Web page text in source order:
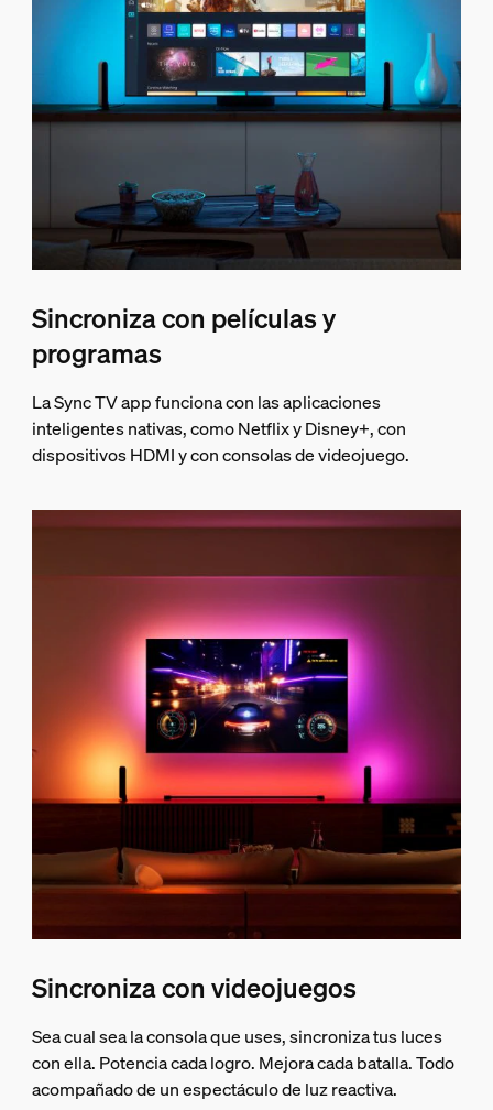
Sincroniza con películas y
programas
La Sync TV app funciona con las aplicaciones
inteligentes nativas, como Netflix y Disney+, con
dispositivos HDMI y con consolas de videojuego.
Sincroniza con videojuegos
Sea cual sea la consola que uses, sincroniza tus luces
con ella. Potencia cada logro. Mejora cada batalla. Todo
acompañado de un espectáculo de luz reactiva.